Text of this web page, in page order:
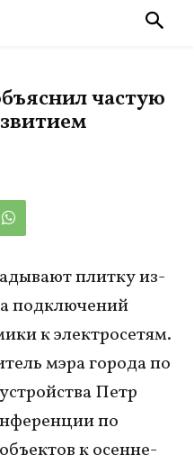
частую
плитку из-
подключений
к электросетям.
мэра города по
Петр
по
к осенне-